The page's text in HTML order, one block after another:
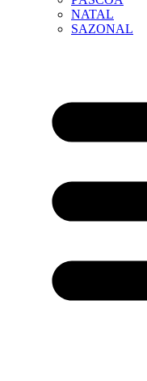
NATAL
SAZONAL